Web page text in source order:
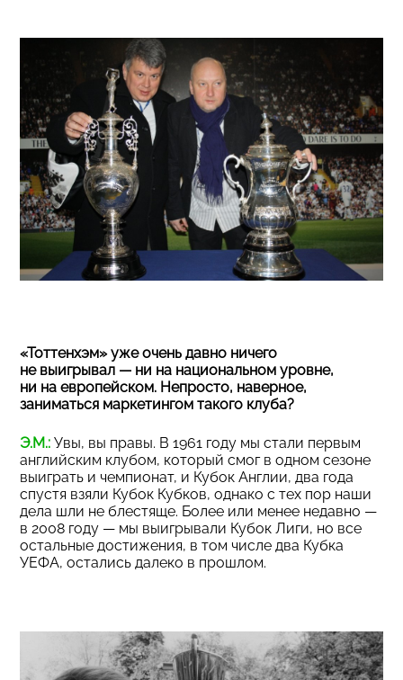
«Тоттенхэм» уже очень давно ничего
не выигрывал — ни на национальном уровне,
ни на европейском. Непросто, наверное,
заниматься маркетингом такого клуба?
Э.М.: Увы, вы правы. В 1961 году мы стали первым
английским клубом, который смог в одном сезоне
выиграть и чемпионат, и Кубок Англии, два года
спустя взяли Кубок Кубков, однако с тех пор наши
дела шли не блестяще. Более или менее недавно —
в 2008 году — мы выигрывали Кубок Лиги, но все
остальные достижения, в том числе два Кубка
УЕФА, остались далеко в прошлом.